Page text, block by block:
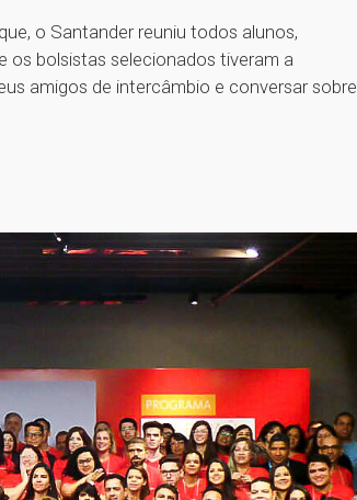
o Santander reuniu todos alunos,
os bolsistas selecionados tiveram a
amigos de intercâmbio e conversar sobre